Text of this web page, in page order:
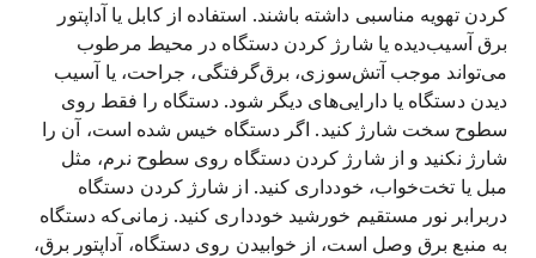
کردن تهویه مناسبی داشته باشند. استفاده از کابل یا آداپتور
برق آسیب‌دیده یا شارژ کردن دستگاه در محیط مرطوب
می‌تواند موجب آتش‌سوزی، برق‌گرفتگی، جراحت، یا آسیب
دیدن دستگاه یا دارایی‌های دیگر شود. دستگاه را فقط روی
سطوح سخت شارژ کنید. اگر دستگاه خیس شده است، آن را
شارژ نکنید و از شارژ کردن دستگاه روی سطوح نرم، مثل
مبل یا تخت‌خواب، خودداری کنید. از شارژ کردن دستگاه
دربرابر نور مستقیم خورشید خودداری کنید. زمانی‌که دستگاه
به منبع برق وصل است، از خوابیدن روی دستگاه، آداپتور برق،